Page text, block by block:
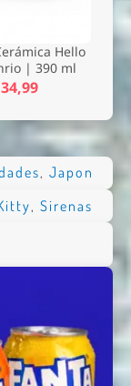
Hello
| 390 ml
, Japon
, Sirenas